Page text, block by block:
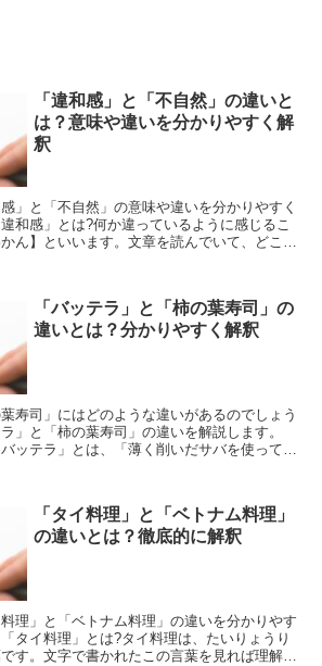
「違和感」と「不自然」の違いと
は？意味や違いを分かりやすく解
釈
」と「不自然」の意味や違いを分かりやすく
和感」とは?何か違っているように感じるこ
ん】といいます。文章を読んでいて、どこか
「バッテラ」と「柿の葉寿司」の
違いとは？分かりやすく解釈
寿司」にはどのような違いがあるのでしょう
」と「柿の葉寿司」の違いを解説します。
ッテラ」とは、「薄く削いだサバを使って作
「タイ料理」と「ベトナム料理」
の違いとは？徹底的に解釈
理」と「ベトナム料理」の違いを分かりやす
タイ料理」とは?タイ料理は、たいりょうり
す。文字で書かれたこの言葉を見れば理解出